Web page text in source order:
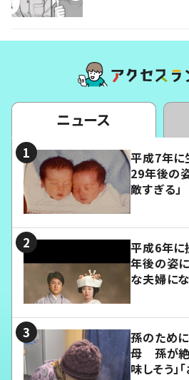
ニュース
平成7年
29年後の
敵すぎる」
平成6年
年後の姿
な夫婦にな
孫のため
母 孫が絶
味しそう」